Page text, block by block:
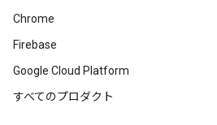
Chrome
Firebase
Google Cloud Platform
すべてのプロダクト